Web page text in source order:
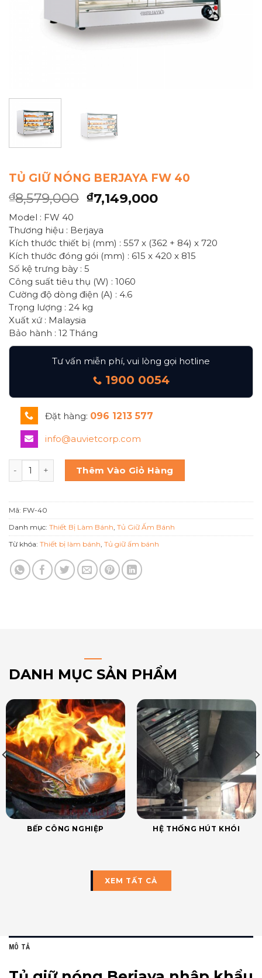
TỦ GIỮ NÓNG BERJAYA FW 40
₫8,579,000 ₫7,149,000
Model : FW 40
Thương hiệu : Berjaya
Kích thước thiết bị (mm) : 557 x (362 + 84) x 720
Kích thước đóng gói (mm) : 615 x 420 x 815
Số kệ trưng bày : 5
Công suất tiêu thụ (W) : 1060
Cường độ dòng điện (A) : 4.6
Trọng lượng : 24 kg
Xuất xứ : Malaysia
Bảo hành : 12 Tháng
Tư vấn miễn phí, vui lòng gọi hotline
1900 0054
Đặt hàng: 096 1213 577
info@auvietcorp.com
TỦ GIỮ NÓNG BERJAYA FW 40 số lượng
Thêm Vào Giỏ Hàng
Mã: FW-40
Danh mục: Thiết Bị Làm Bánh Tủ Giữ Ấm Bánh
Từ khóa: Thiết bị làm bánh Tủ giữ ấm bánh
DANH MỤC SẢN PHẨM
BẾP CÔNG NGHIỆP HỆ THỐNG HÚT KHÓI
XEM TẤT CẢ
MÔ TẢ